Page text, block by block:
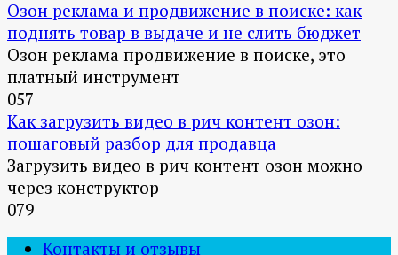
Озон реклама и продвижение в поиске: как
поднять товар в выдаче и не слить бюджет
Озон реклама продвижение в поиске, это
платный инструмент
057
Как загрузить видео в рич контент озон:
пошаговый разбор для продавца
Загрузить видео в рич контент озон можно
через конструктор
079
Контакты и отзывы